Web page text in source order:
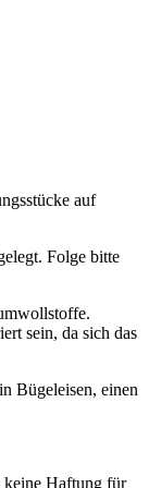
auf
Folge bitte
sein, da sich das
Bügeleisen, einen
keine Haftung für